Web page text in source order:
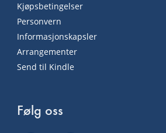
Kjøpsbetingelser
Personvern
Informasjonskapsler
Arrangementer
Send til Kindle
Følg oss